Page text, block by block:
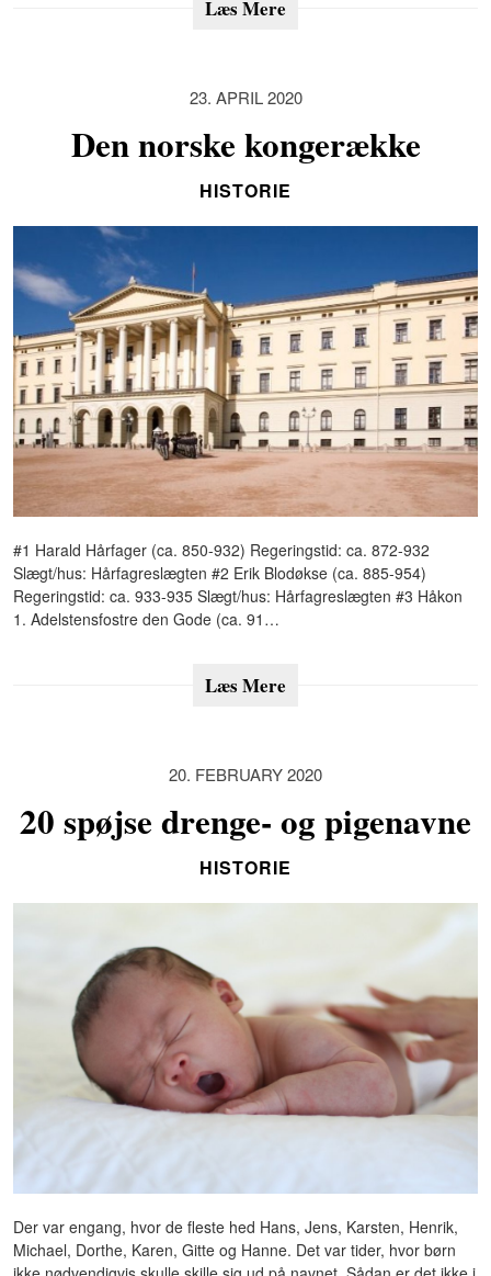
Læs Mere
23. APRIL 2020
Den norske kongerække
HISTORIE
#1 Harald Hårfager (ca. 850-932) Regeringstid: ca. 872-932
Slægt/hus: Hårfagreslægten #2 Erik Blodøkse (ca. 885-954)
Regeringstid: ca. 933-935 Slægt/hus: Hårfagreslægten #3 Håkon
1. Adelstensfostre den Gode (ca. 91…
Læs Mere
20. FEBRUARY 2020
20 spøjse drenge- og pigenavne
HISTORIE
Der var engang, hvor de fleste hed Hans, Jens, Karsten, Henrik,
Michael, Dorthe, Karen, Gitte og Hanne. Det var tider, hvor børn